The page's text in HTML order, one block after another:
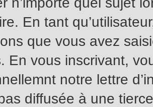
En tant
que vous avez
En vous inscrivant,
notre lettre
diffusée à une